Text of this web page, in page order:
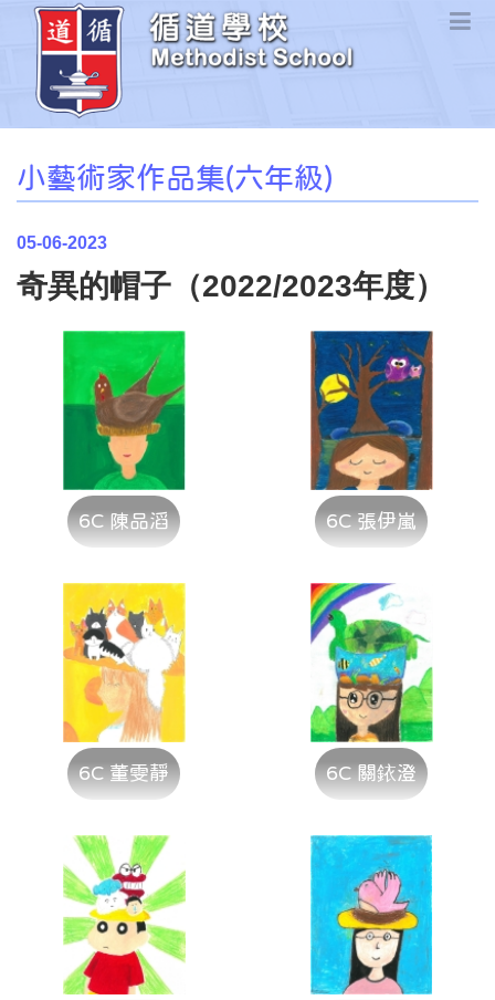
小藝術家作品集(六年級)
05-06-2023
奇異的帽子（2022/2023年度）
6C 陳品滔 6C 張伊嵐
6C 董雯靜 6C 關銥澄